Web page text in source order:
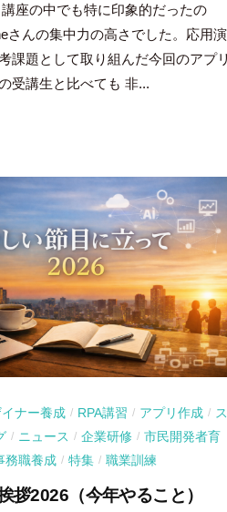
田
豪
座の中でも特に印象的だったの
さんの集中力の高さでした。応用演
課題として取り組んだ今回のアプリ
受講生と比べても 非...
ナー養成 / RPA講習 / アプリ作成 / ス
/ ニュース / 企業研修 / 市民開発者育
務職養成 / 特集 / 職業訓練
拶2026（今年やること）